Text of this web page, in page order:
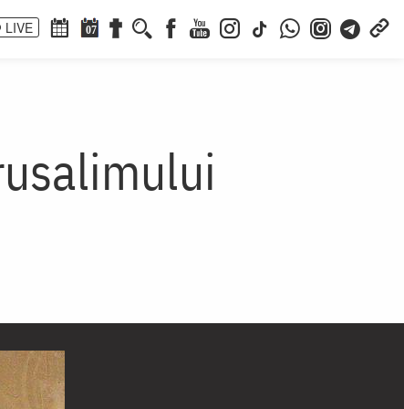
LIVE 07